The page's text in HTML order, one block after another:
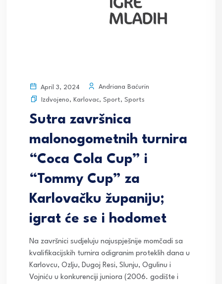
April 3, 2024
Andriana Baćurin
Izdvojeno, Karlovac, Sport, Sports
Sutra završnica
malonogometnih turnira
“Coca Cola Cup” i
“Tommy Cup” za
Karlovačku županiju;
igrat će se i hodomet
Na završnici sudjeluju najuspješnije momčadi sa
kvalifikacijskih turnira odigranim proteklih dana u
Karlovcu, Ozlju, Dugoj Resi, Slunju, Ogulinu i
Vojniću u konkurenciji juniora (2006. godište i